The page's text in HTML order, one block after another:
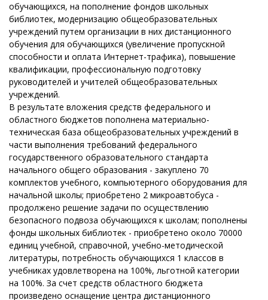
обучающихся, на пополнение фондов школьных
библиотек, модернизацию общеобразовательных
учреждений путем организации в них дистанционного
обучения для обучающихся (увеличение пропускной
способности и оплата Интернет-трафика), повышение
квалификации, профессиональную подготовку
руководителей и учителей общеобразовательных
учреждений.
В результате вложения средств федерального и
областного бюджетов пополнена материально-
техническая база общеобразовательных учреждений в
части выполнения требований федерального
государственного образовательного стандарта
начального общего образования - закуплено 70
комплектов учебного, компьютерного оборудования для
начальной школы; приобретено 2 микроавтобуса -
продолжено решение задачи по осуществлению
безопасного подвоза обучающихся к школам; пополнены
фонды школьных библиотек - приобретено около 70000
единиц учебной, справочной, учебно-методической
литературы, потребность обучающихся 1 классов в
учебниках удовлетворена на 100%, льготной категории
на 100%. За счет средств областного бюджета
произведено оснащение центра дистанционного